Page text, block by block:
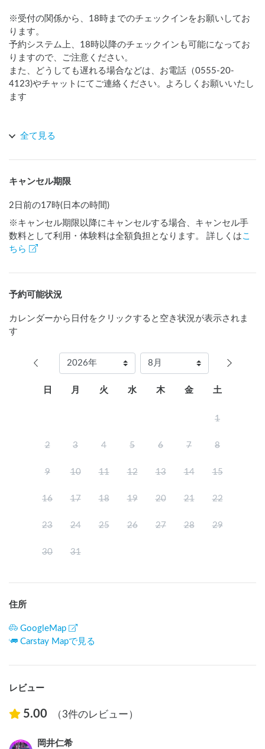
※受付の関係から、18時までのチェックインをお願いしてお
ります。
予約システム上、18時以降のチェックインも可能になってお
りますので、ご注意ください。
また、どうしても遅れる場合などは、お電話（0555-20-
4123)やチャットにてご連絡ください。よろしくお願いいたし
ます
１７時頃までは、体験工房のお客様が出入りしますので、他
いです。
車中泊利用時は、広くお使いいただいて問題ございません。
ご利用お待ちしております。
全て見る
キャンセル期限
2日前の17時(日本の時間)
※キャンセル期限以降にキャンセルする場合、キャンセル手
数料として利用・体験料は全額負担となります。 詳しくは こ
ちら
予約可能状況
カレンダーから日付をクリックすると空き状況が表示されま
す
日 月 火 水 木 金 土
1
2 3 4 5 6 7 8
9 10 11 12 13 14 15
16 17 18 19 20 21 22
23 24 25 26 27 28 29
30 31
住所
GoogleMap
Carstay Mapで見る
レビュー
5.00 （3件のレビュー）
岡井仁希